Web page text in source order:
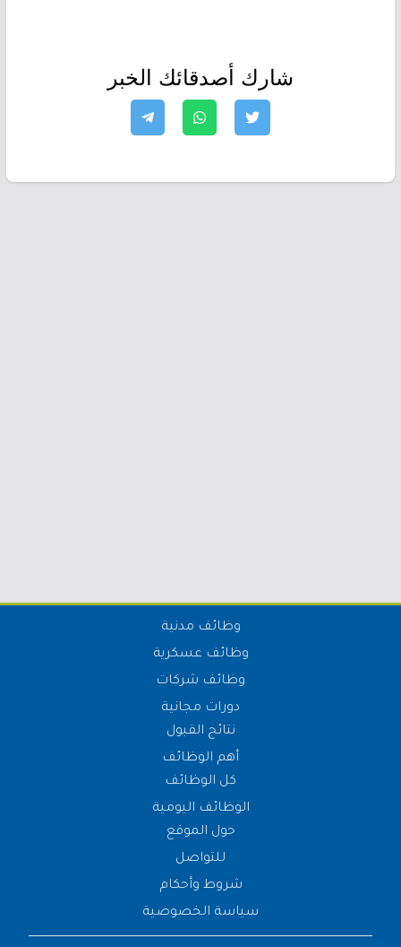
شارك أصدقائك الخبر
وظائف مدنية
وظائف عسكرية
وظائف شركات
دورات مجانية
نتائج القبول
أهم الوظائف
كل الوظائف
الوظائف اليومية
حول الموقع
للتواصل
شروط وأحكام
سياسة الخصوصية